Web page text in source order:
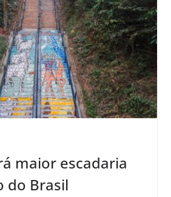
maior escadaria
do Brasil